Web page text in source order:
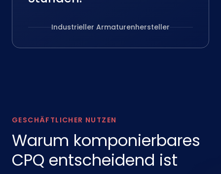
Industrieller Armaturenhersteller
GESCHÄFTLICHER NUTZEN
Warum komponierbares
CPQ entscheidend ist